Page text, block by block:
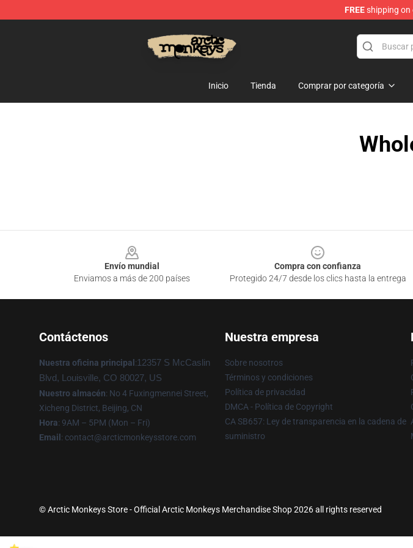
FREEshipping on
Inicio Tienda Comprar por categoría
Envío mundial
Enviamos a más de 200 países
Compra con confianza
Protegido 24/7 desde los clics hasta la entrega
Contáctenos
Nuestra oficina principal :12357 S McCaslin
Blvd, Louisville, CO 80027, US
Nuestro almacén: No 4 Fuxingmennei Street,
Xicheng District, Beijing, CN
Hora: 9AM – 5PM (Mon – Fri)
Email : contact@arcticmonkeysstore.com
Nuestra empresa
Sobre nosotros
Términos y condiciones
Política de privacidad
DMCA - Política de Copyright
CA SB657: Ley de transparencia en la cadena de
suministro
© Arctic Monkeys Store - Official Arctic Monkeys Merchandise Shop 2026 all rights reserved